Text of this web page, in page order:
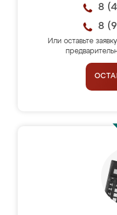
8
8
Или оставьте